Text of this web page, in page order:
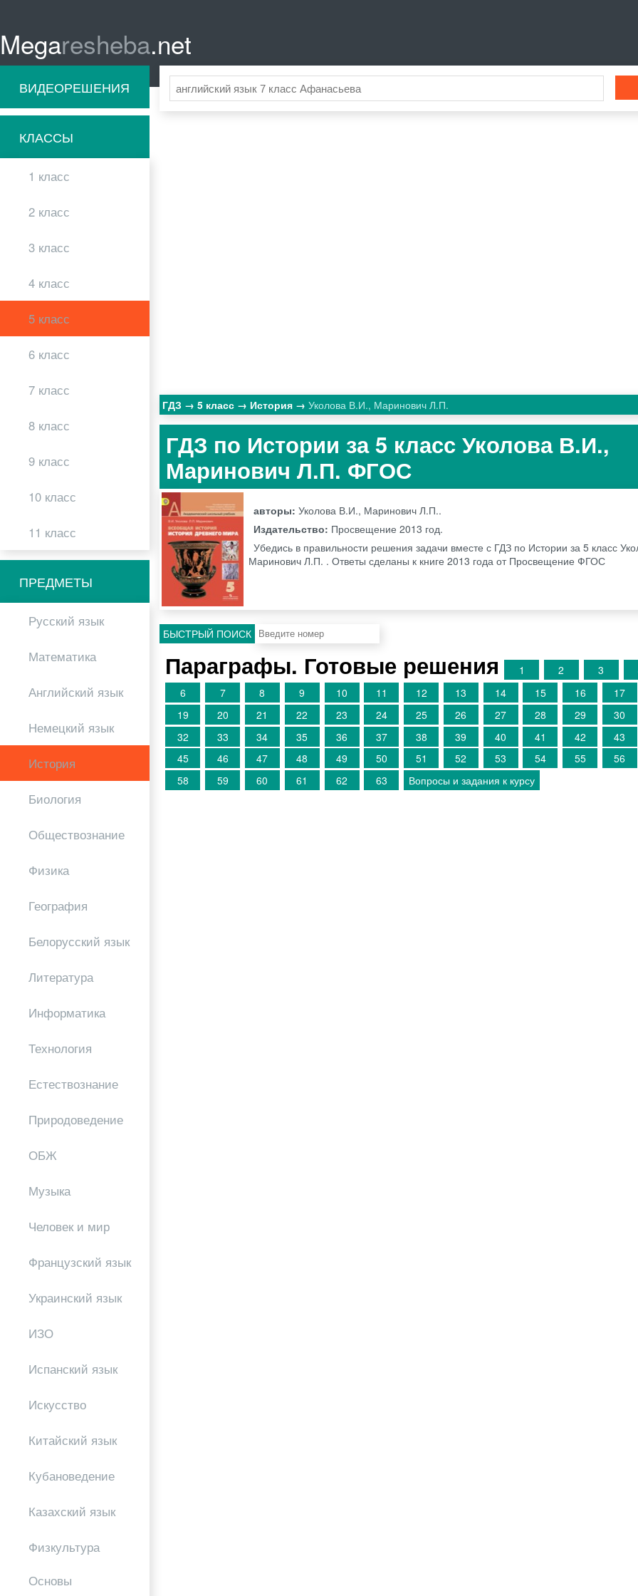
Megaresheba.net
ВИДЕОРЕШЕНИЯ
КЛАССЫ
1 класс
2 класс
3 класс
4 класс
5 класс
6 класс
7 класс
8 класс
9 класс
10 класс
11 класс
ПРЕДМЕТЫ
Русский язык
Математика
Английский язык
Немецкий язык
История
Биология
Обществознание
Физика
География
Белорусский язык
Литература
Информатика
Технология
Естествознание
Природоведение
ОБЖ
Музыка
Человек и мир
Французский язык
Украинский язык
ИЗО
Испанский язык
Искусство
Китайский язык
Кубановедение
Казахский язык
Физкультура
Основы
ГДЗ 5 класс История Уколова В.И., Маринович Л.П.
ГДЗ по Истории за 5 класс Уколова В.И.,
Маринович Л.П. ФГОС
авторы:Уколова В.И., Маринович Л.П..
Издательство: Просвещение 2013 год.
Убедись в правильности решения задачи вместе с ГДЗ по Истории за 5 класс
Маринович Л.П. . Ответы сделаны к книге 2013 года от Просвещение ФГОС
БЫСТРЫЙ ПОИСК
Параграфы. Готовые решения 1 2 3
6
7 8 9 10 11 12 13 14 15 16 17
19
20 21 22 23 24 25 26 27 28 29 30
32
33 34 35 36 37 38 39 40 41 42 43
45
46 47 48 49 50 51 52 53 54 55 56
58
59 60 61 62 63 Вопросы и задания к курсу